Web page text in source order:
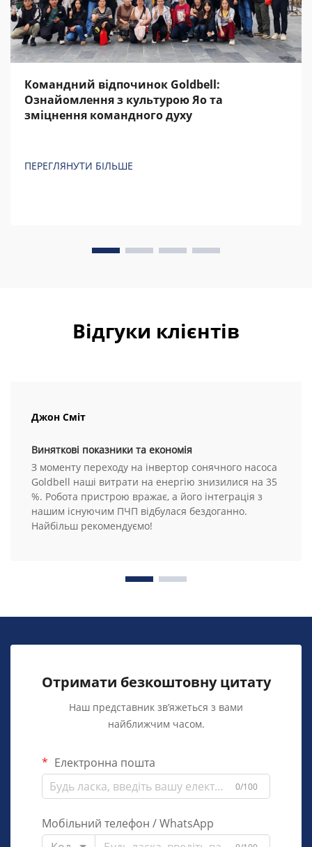
Командний відпочинок Goldbell:
Ознайомлення з культурою Яо та
зміцнення командного духу
ПЕРЕГЛЯНУТИ БІЛЬШЕ
Відгуки клієнтів
Джон Сміт
Виняткові показники та економія
З моменту переходу на інвертор сонячного насоса
Goldbell наші витрати на енергію знизилися на 35
%. Робота пристрою вражає, а його інтеграція з
нашим існуючим ПЧП відбулася бездоганно.
Найбільш рекомендуємо!
Отримати безкоштовну цитату
Наш представник зв’яжеться з вами
найближчим часом.
Електронна пошта
0/100
Мобільний телефон / WhatsApp